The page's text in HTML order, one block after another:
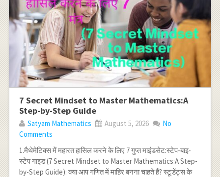
7 Secret Mindset to Master Mathematics:A
Step-by-Step Guide
Satyam Mathematics August 5, 2026
No
Comments
1.मैथेमेटिक्स में महारत हासिल करने के लिए 7 गुप्त माइंडसेट:स्टेप-बाइ-
स्टेप गाइड (7 Secret Mindset to Master Mathematics:A Step-
by-Step Guide): क्या आप गणित में माहिर बनना चाहते हैं? स्टूडेंट्स के